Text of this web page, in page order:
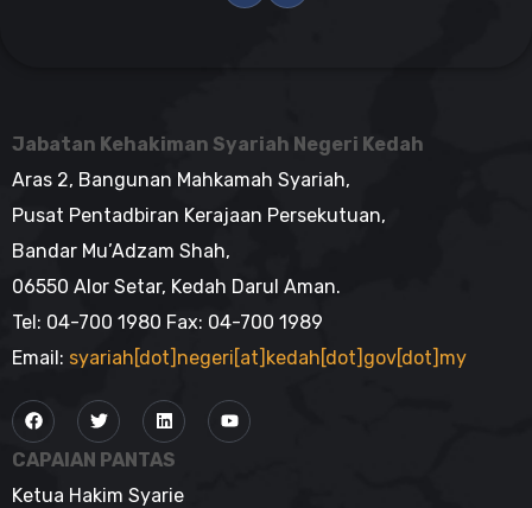
Jabatan Kehakiman Syariah Negeri Kedah
Aras 2, Bangunan Mahkamah Syariah,
Pusat Pentadbiran Kerajaan Persekutuan,
Bandar Mu’Adzam Shah,
06550 Alor Setar, Kedah Darul Aman.
Tel: 04-700 1980 Fax: 04-700 1989
Email: syariah[dot]negeri[at]kedah[dot]gov[dot]my
CAPAIAN PANTAS
Ketua Hakim Syarie